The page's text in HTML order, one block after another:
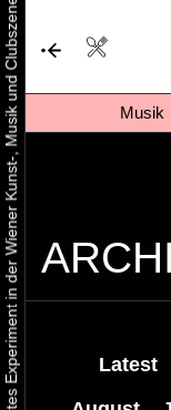
Musik
Latest